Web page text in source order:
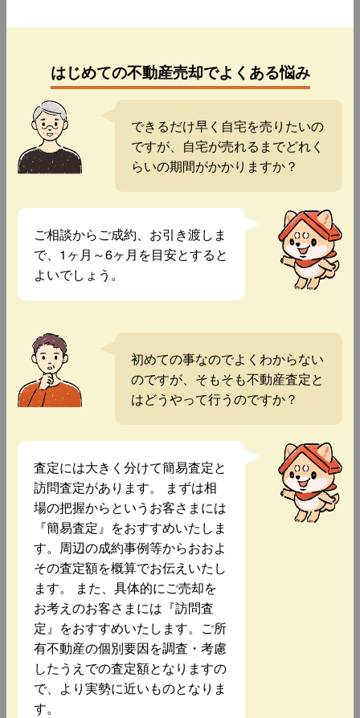
はじめての不動産売却でよくある悩み
できるだけ早く自宅を売りたいの
ですが、自宅が売れるまでどれく
らいの期間がかかりますか？
ご相談からご成約、お引き渡しま
で、1ヶ月～6ヶ月を目安とすると
よいでしょう。
初めての事なのでよくわからない
のですが、そもそも不動産査定と
はどうやって行うのですか？
査定には大きく分けて簡易査定と
訪問査定があります。 まずは相
場の把握からというお客さまには
『簡易査定』をおすすめいたしま
す。周辺の成約事例等からおおよ
その査定額を概算でお伝えいたし
ます。 また、具体的にご売却を
お考えのお客さまには『訪問査
定』をおすすめいたします。ご所
有不動産の個別要因を調査・考慮
したうえでの査定額となりますの
で、より実勢に近いものとなりま
す。